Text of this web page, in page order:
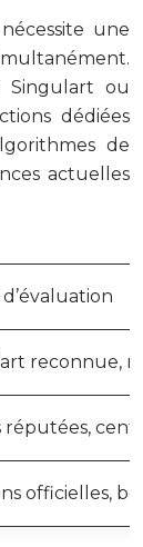
une
ou
dédiées
de
actuelles
reconnue,
réputées,
officielles,